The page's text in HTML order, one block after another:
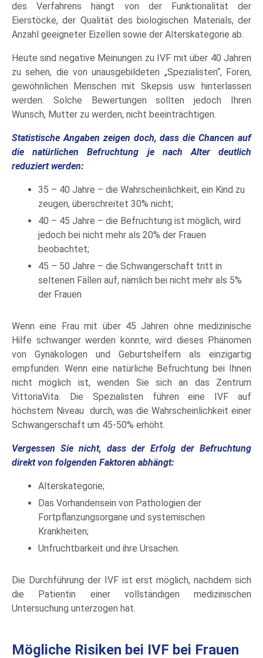
des Verfahrens hängt von der Funktionalität der
Eierstöcke, der Qualität des biologischen Materials, der
Anzahl geeigneter Eizellen sowie der Alterskategorie ab.
Heute sind negative Meinungen zu IVF mit über 40 Jahren
zu sehen, die von unausgebildeten „Spezialisten“, Foren,
gewöhnlichen Menschen mit Skepsis usw. hinterlassen
werden. Solche Bewertungen sollten jedoch Ihren
Wunsch, Mutter zu werden, nicht beeinträchtigen.
Statistische Angaben zeigen doch, dass die Chancen auf
die natürlichen Befruchtung je nach Alter deutlich
reduziert werden:
35 – 40 Jahre – die Wahrscheinlichkeit, ein Kind zu
zeugen, überschreitet 30% nicht;
40 – 45 Jahre – die Befruchtung ist möglich, wird
jedoch bei nicht mehr als 20% der Frauen
beobachtet;
45 – 50 Jahre – die Schwangerschaft tritt in
seltenen Fällen auf, nämlich bei nicht mehr als 5%
der Frauen
Wenn eine Frau mit über 45 Jahren ohne medizinische
Hilfe schwanger werden konnte, wird dieses Phänomen
von Gynäkologen und Geburtshelfern als einzigartig
empfunden. Wenn eine natürliche Befruchtung bei Ihnen
nicht möglich ist, wenden Sie sich an das Zentrum
VittoriaVita. Die Spezialisten führen eine IVF auf
höchstem Niveau durch, was die Wahrscheinlichkeit einer
Schwangerschaft um 45-50% erhöht.
Vergessen Sie nicht, dass der Erfolg der Befruchtung
direkt von folgenden Faktoren abhängt:
Alterskategorie;
Das Vorhandensein von Pathologien der
Fortpflanzungsorgane und systemischen
Krankheiten;
Unfruchtbarkeit und ihre Ursachen.
Die Durchführung der IVF ist erst möglich, nachdem sich
die Patientin einer vollständigen medizinischen
Untersuchung unterzogen hat.
Mögliche Risiken bei IVF bei Frauen